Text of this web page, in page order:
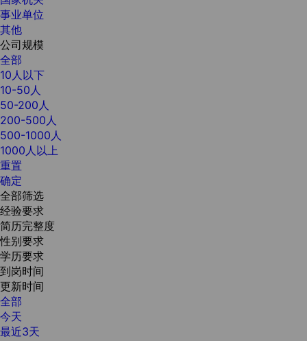
事业单位
其他
公司规模
全部
10人以下
10-50人
50-200人
200-500人
500-1000人
1000人以上
重置
确定
全部筛选
经验要求
简历完整度
性别要求
学历要求
到岗时间
更新时间
全部
今天
最近3天